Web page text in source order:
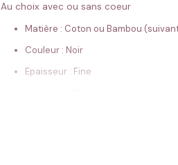
Au choix avec ou sans coeur
Matière : Coton ou Bambou
Couleur : Noir
Epaisseur : Fine